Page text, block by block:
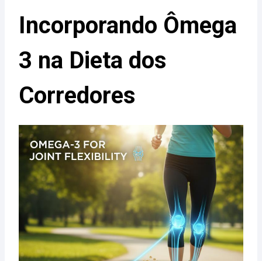
Incorporando Ômega
3 na Dieta dos
Corredores